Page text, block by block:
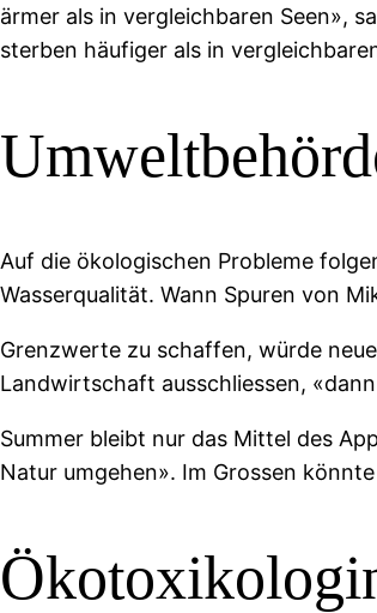
ärmer als in vergleichbaren Seen»,
sterben häufiger als in
Auf die ökologischen Probleme
Wasserqualität. Wann Spuren von
Grenzwerte zu schaffen, würde
Landwirtschaft ausschliessen,
Summer bleibt nur das Mittel des
Natur umgehen». Im Grossen